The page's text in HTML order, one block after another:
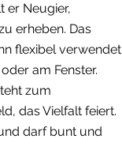
er Neugier,
erheben. Das
flexibel verwendet
am Fenster.
zum
das Vielfalt feiert.
darf bunt und